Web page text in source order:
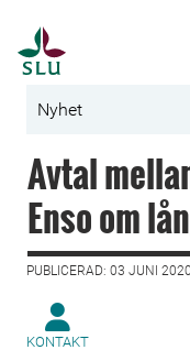
Nyhet
Avtal
Enso om
PUBLICERAD: 03 JUNI 2020
KONTAKT